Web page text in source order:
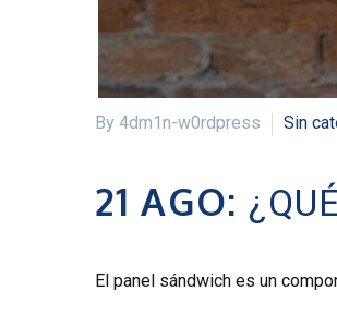
By 4dm1n-w0rdpress Sin
21 AGO:
El panel sándwich es un